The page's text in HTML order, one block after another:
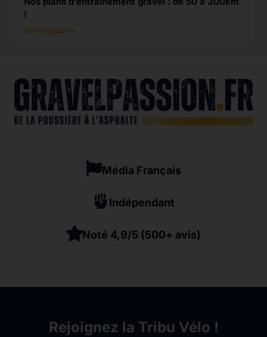
!
Lire ce guide »
Média Français
Indépendant
Noté 4,9/5 (500+ avis)
Rejoignez la Tribu Vélo !